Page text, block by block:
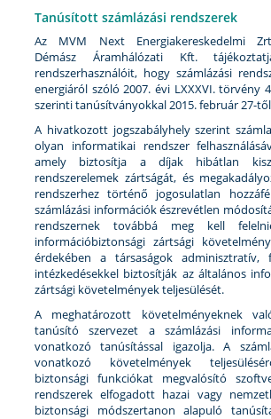
Tanúsított számlázási rendszerek
Az MVM Next Energiakereskedelmi
Démász Áramhálózati Kft.
rendszerhasználóit, hogy számlázási
energiáról szóló 2007. évi LXXXVI. törvény
szerinti tanúsítványokkal 2015. február 27-
A hivatkozott jogszabályhely szerint
olyan informatikai rendszer
amely biztosítja a díjak hibátlan
rendszerelemek zártságát, és
rendszerhez történő jogosulatlan
számlázási információk észrevétlen
rendszernek továbbá meg kell
információbiztonsági zártsági
érdekében a társaságok adminisztratív,
intézkedésekkel biztosítják az általános
zártsági követelmények teljesülését.
A meghatározott követelményeknek
tanúsító szervezet a számlázási
vonatkozó tanúsítással igazolja. A
vonatkozó követelmények
biztonsági funkciókat megvalósító
rendszerek elfogadott hazai vagy
biztonsági módszertanon alapuló